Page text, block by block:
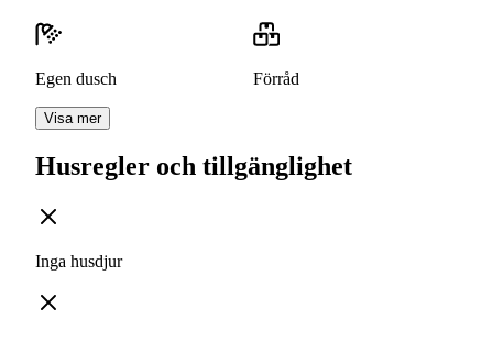
Egen dusch Förråd
Visa mer
Husregler och tillgänglighet
Inga husdjur